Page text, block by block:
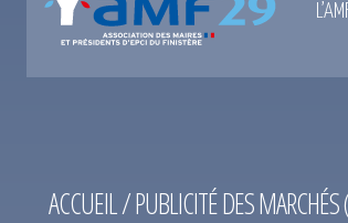
ACCUEIL/PUBLICITÉ DES